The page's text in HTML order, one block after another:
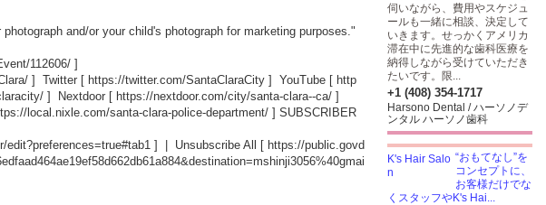
and/or your child's photograph for marketing purposes."
112606/ ]
] Twitter [ https://twitter.com/SantaClaraCity ] YouTube [ http
] Nextdoor [ https://nextdoor.com/city/santa-clara--ca/ ]
local.nixle.com/santa-clara-police-department/ ] SUBSCRIBER
edit?preferences=true#tab1 ] | Unsubscribe All [ https://public.govd
伺いながら、費用やスケジュ
ールも一緒に相談、決定して
いきます。せっかくアメリカ
滞在中に先進的な歯科医療を
納得しながら受けていただき
たいです。限...
+1 (408) 354-1717
Harsono Dental / ハーソノデ
ンタル ハーソノ歯科
“おもてなし”を
コンセプトに、
お客様だけでな
くスタッフやK's Hai...